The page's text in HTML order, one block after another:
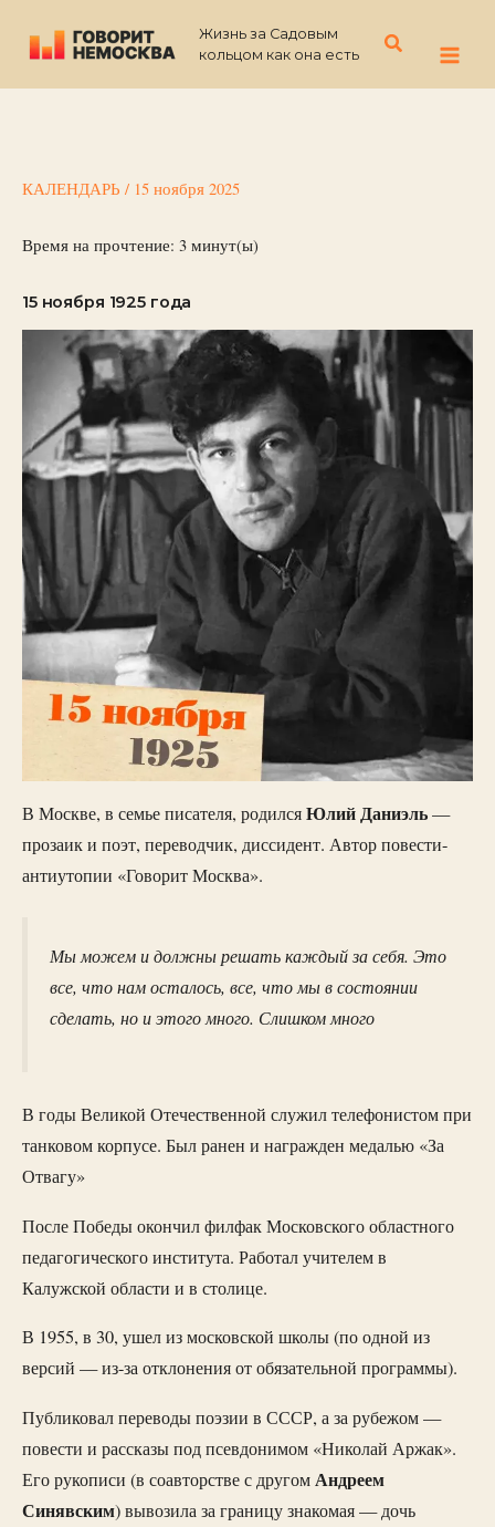
содержимому
Жизнь за Садовым
кольцом как она есть
Поиск
КАЛЕНДАРЬ / 15 ноября 2025
Время на прочтение: 3 минут(ы)
15 ноября 1925 года
В Москве, в семье писателя, родилсяЮлий Даниэль—
прозаик и поэт, переводчик, диссидент. Автор повести-
антиутопии «Говорит Москва».
Мы можем и должны решать каждый за себя. Это
все, что нам осталось, все, что мы в состоянии
сделать, но и этого много. Слишком много
В годы Великой Отечественной служил телефонистом при
танковом корпусе. Был ранен и награжден медалью «За
Отвагу»
После Победы окончил филфак Московского областного
педагогического института. Работал учителем в
Калужской области и в столице.
В 1955, в 30, ушел из московской школы (по одной из
версий — из-за отклонения от обязательной программы).
Публиковал переводы поэзии в СССР, а за рубежом —
повести и рассказы под псевдонимом «Николай Аржак».
Его рукописи (в соавторстве с другомАндреем
Синявским) вывозила за границу знакомая — дочь